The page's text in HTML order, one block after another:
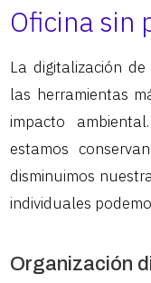
Oficina sin
La digitalización
las herramientas
impacto
estamos
disminuimos
individuales
Organización